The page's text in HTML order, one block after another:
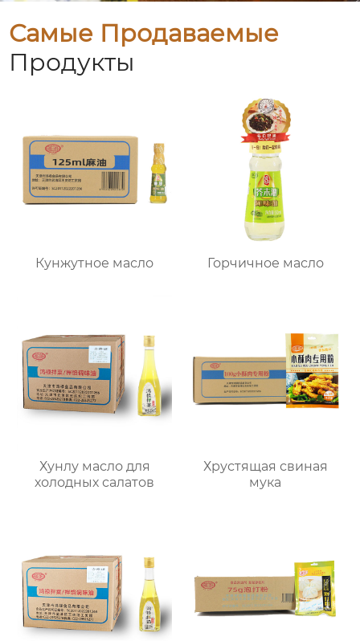
Самые Продаваемые
Продукты
Кунжутное масло Горчичное масло
Хунлу масло для
холодных салатов
Хрустящая свиная
мука